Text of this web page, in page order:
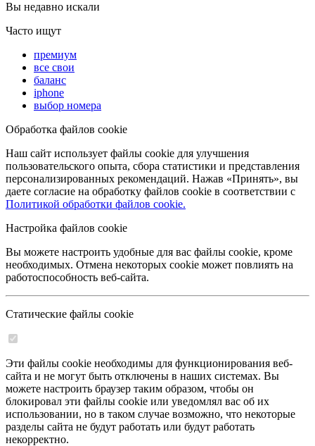
Вы недавно искали
Часто ищут
премиум
все свои
баланс
iphone
выбор номера
Обработка файлов cookie
Наш сайт использует файлы cookie для улучшения
пользовательского опыта, сбора статистики и представления
персонализированных рекомендаций. Нажав «Принять», вы
даете согласие на обработку файлов cookie в соответствии с
Политикой обработки файлов cookie.
Настройка файлов cookie
Вы можете настроить удобные для вас файлы cookie, кроме
необходимых. Отмена некоторых cookie может повлиять на
работоспособность веб-сайта.
Статические файлы cookie
Эти файлы cookie необходимы для функционирования веб-
сайта и не могут быть отключены в наших системах. Вы
можете настроить браузер таким образом, чтобы он
блокировал эти файлы cookie или уведомлял вас об их
использовании, но в таком случае возможно, что некоторые
разделы сайта не будут работать или будут работать
некорректно.